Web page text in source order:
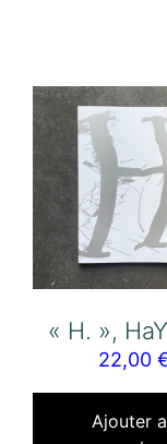
« H. »,
22,00
Ajouter